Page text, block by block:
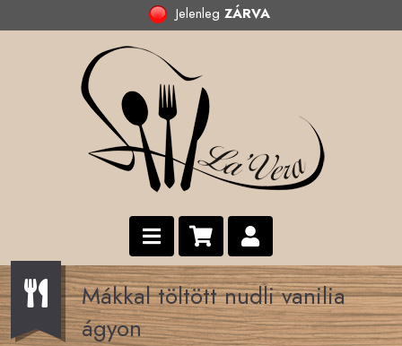
Jelenleg ZÁRVA
Mákkal töltött nudli vanilia
ágyon